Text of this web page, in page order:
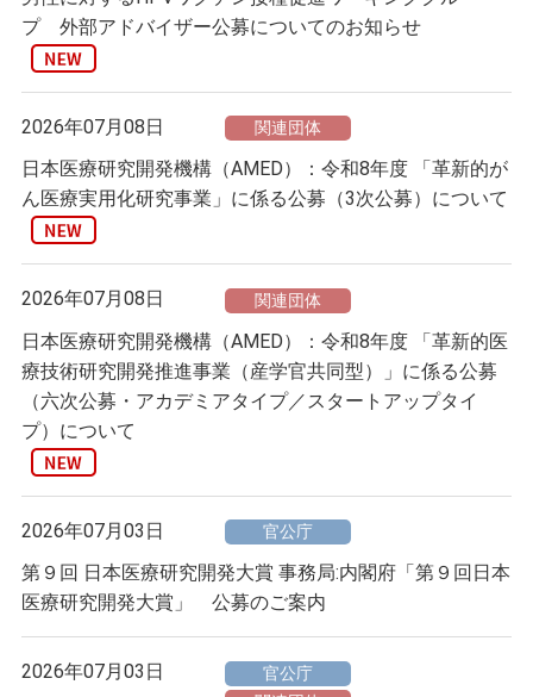
プ 外部アドバイザー公募についてのお知らせ
2026年07月08日 関連団体
日本医療研究開発機構（AMED）：令和8年度 「革新的が
ん医療実用化研究事業」に係る公募（3次公募）について
2026年07月08日 関連団体
日本医療研究開発機構（AMED）：令和8年度 「革新的医
療技術研究開発推進事業（産学官共同型）」に係る公募
（六次公募・アカデミアタイプ／スタートアップタイ
プ）について
2026年07月03日 官公庁
第９回 日本医療研究開発大賞 事務局:内閣府「第９回日本
医療研究開発大賞」 公募のご案内
2026年07月03日
官公庁